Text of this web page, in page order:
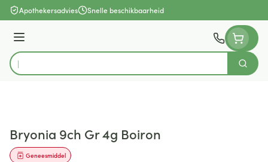
Ga naar de inhoud
Apothekersadvies Snelle beschikbaarheid
Menu
Product, merk, categorie...
Zoek
Bryonia 9ch Gr 4g Boiron
Geneesmiddel